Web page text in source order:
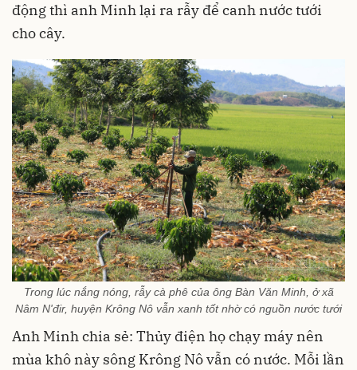
động thì anh Minh lại ra rẫy để canh nước tưới
cho cây.
Trong lúc nắng nóng, rẫy cà phê của ông Bàn Văn Minh, ở xã
Nâm N'đir, huyện Krông Nô vẫn xanh tốt nhờ có nguồn nước tưới
Anh Minh chia sẻ: Thủy điện họ chạy máy nên
mùa khô này sông Krông Nô vẫn có nước. Mỗi lần